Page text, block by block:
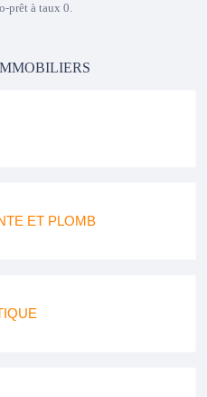
prêt à taux 0.
ET PLOMB